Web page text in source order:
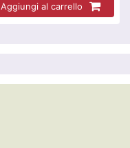
Aggiungi al carrello